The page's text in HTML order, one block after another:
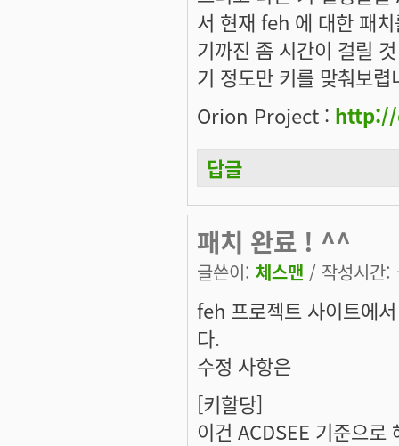
서 현재 feh 에 대한 패
기까진 좀 시간이 걸릴
기 정도만 키를 맞춰보렵
Orion Project :
답글
패치 완료 ! ^^
글쓴이: 체스맨 / 작성시간
feh 프로젝트 사이트에
다.
수정 사항은
[키할당]
이건 ACDSEE 기준으로